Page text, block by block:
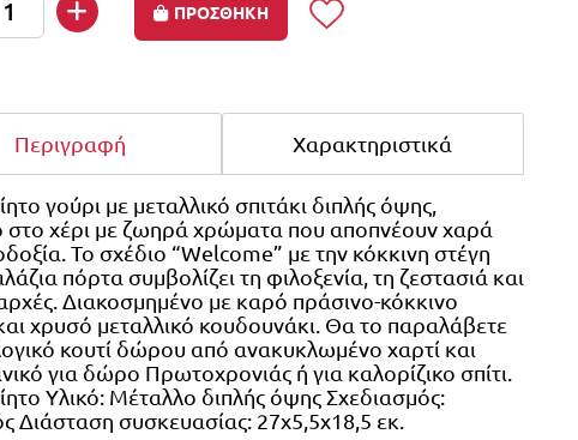
ΠΡΟΣΘΗΚΗ
Περιγραφή Χαρακτηριστικά
γούρι με μεταλλικό σπιτάκι διπλής όψης,
στο χέρι με ζωηρά χρώματα που αποπνέουν χαρά
Το σχέδιο “Welcome” με την κόκκινη στέγη
πόρτα συμβολίζει τη φιλοξενία, τη ζεστασιά και
αρχές. Διακοσμημένο με καρό πράσινο-κόκκινο
χρυσό μεταλλικό κουδουνάκι. Θα το παραλάβετε
κουτί δώρου από ανακυκλωμένο χαρτί και
για δώρο Πρωτοχρονιάς ή για καλορίζικο σπίτι.
Υλικό: Μέταλλο διπλής όψης Σχεδιασμός:
Διάσταση συσκευασίας: 27x5,5x18,5 εκ.